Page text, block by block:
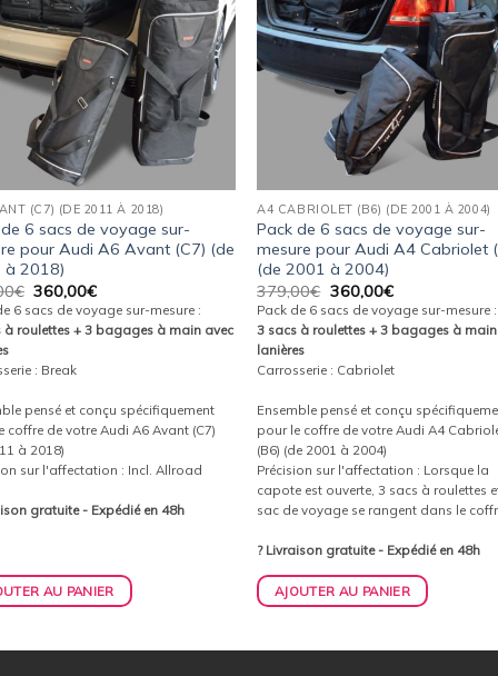
(C7) (DE 2011 À 2018)
6 sacs de voyage sur-
pour Audi A6 Avant (C7) (de
à 2018)
€ Le
prix
initial
était :
360,00€Le
prix
actuel
est :
6 sacs de voyage sur-mesure :
à roulettes + 3 bagages à main avec
: Break
pensé et conçu spécifiquement
coffre de votre Audi A6 Avant (C7)
à 2018)
sur l'affectation : Incl. Allroad
gratuite - Expédié en 48h
AU PANIER
A4 CABRIOLET (B6) (DE 2001 À 2004)
Pack de 6 sacs de voyage sur-
mesure pour Audi A4 Cabriolet
(de 2001 à 2004)
379,00€ Le
prix
initial
était :
360,00€Le
prix
actuel
est :
Pack de 6 sacs de voyage sur-mesure :
3 sacs à roulettes + 3 bagages à
lanières
Carrosserie : Cabriolet
Ensemble pensé et conçu
pour le coffre de votre Audi A4
(B6) (de 2001 à 2004)
Précision sur l'affectation : Lorsque la
capote est ouverte, 3 sacs à roulettes
sac de voyage se rangent dans le
? Livraison gratuite - Expédié en 48h
AJOUTER AU PANIER